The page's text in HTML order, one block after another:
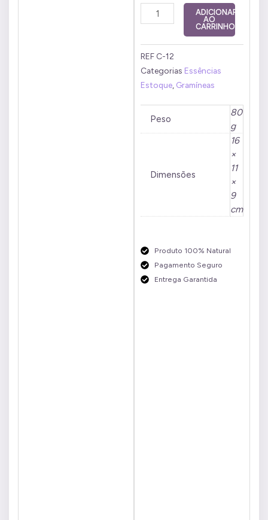
Capim
Prata
ml
quantidade
ADICIONAR
AO
CARRINHO
REF C-12
Categorias Essências
Estoque Gramíneas
Peso
80
g
Dimensões
16
×
11
×
9
cm
Produto 100% Natural
Pagamento Seguro
Entrega Garantida